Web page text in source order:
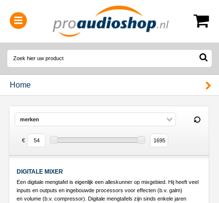
0314-364515
Home
merken
€
DIGITALE MIXER
Een digitale mengtafel is eigenlijk een alleskunner op mixgebied. Hij heeft veel
inputs en outputs en ingebouwde processors voor effecten (b.v. galm)
en volume (b.v. compressor). Digitale mengtafels zijn sinds enkele jaren